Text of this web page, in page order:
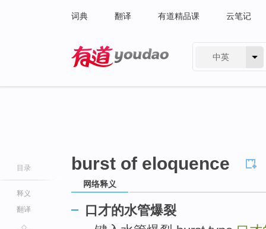
词典 翻译 有道精品课 云笔记
中英
目录
释义
翻译
burst of eloquence
网络释义
口才的水管爆裂